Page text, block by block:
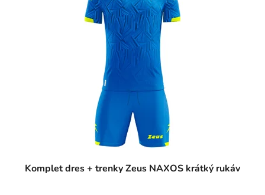
Komplet dres + trenky Zeus NAXOS krátký rukáv